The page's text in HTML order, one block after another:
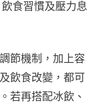
食習慣及壓力息
節機制，加上容
飲食改變，都可
若再搭配冰飲、